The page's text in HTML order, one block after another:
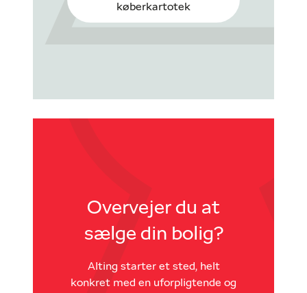
køberkartotek
Overvejer du at
sælge din bolig?
Alting starter et sted, helt
konkret med en uforpligtende og